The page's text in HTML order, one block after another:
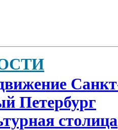
Петербург
столица